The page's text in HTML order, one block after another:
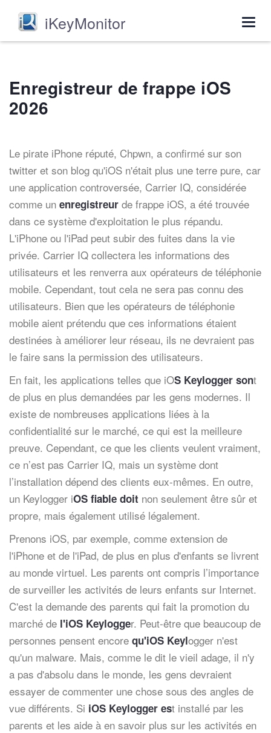
iKeyMonitor
Enregistreur de frappe iOS
2026
Le pirate iPhone réputé, Chpwn, a confirmé sur son
twitter et son blog qu'iOS n'était plus une terre pure, car
une application controversée, Carrier IQ, considérée
comme un enregistreur de frappe iOS, a été trouvée
dans ce système d'exploitation le plus répandu.
L'iPhone ou l'iPad peut subir des fuites dans la vie
privée. Carrier IQ collectera les informations des
utilisateurs et les renverra aux opérateurs de téléphonie
mobile. Cependant, tout cela ne sera pas connu des
utilisateurs. Bien que les opérateurs de téléphonie
mobile aient prétendu que ces informations étaient
destinées à améliorer leur réseau, ils ne devraient pas
le faire sans la permission des utilisateurs.
En fait, les applications telles que iOS Keylogger sont
de plus en plus demandées par les gens modernes. Il
existe de nombreuses applications liées à la
confidentialité sur le marché, ce qui est la meilleure
preuve. Cependant, ce que les clients veulent vraiment,
ce n’est pas Carrier IQ, mais un système dont
l’installation dépend des clients eux-mêmes. En outre,
un Keylogger iOS fiable doit non seulement être sûr et
propre, mais également utilisé légalement.
Prenons iOS, par exemple, comme extension de
l'iPhone et de l'iPad, de plus en plus d'enfants se livrent
au monde virtuel. Les parents ont compris l’importance
de surveiller les activités de leurs enfants sur Internet.
C'est la demande des parents qui fait la promotion du
marché de l'iOS Keylogger. Peut-être que beaucoup de
personnes pensent encore qu'iOS Keylogger n'est
qu'un malware. Mais, comme le dit le vieil adage, il n'y
a pas d'absolu dans le monde, les gens devraient
essayer de commenter une chose sous des angles de
vue différents. Si iOS Keylogger est installé par les
parents et les aide à en savoir plus sur les activités en